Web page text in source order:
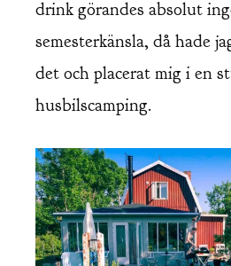
drink görandes absolut
semesterkänsla, då hade
det och placerat mig i en
husbilscamping.